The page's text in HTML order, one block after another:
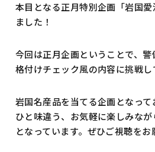
本目となる正月特別企画「岩国
ました！
今回は正月企画ということで、警
格付けチェック風の内容に挑戦し
岩国名産品を当てる企画となっ
ひと味違う、お気軽に楽しみな
となっています。ぜひご視聴をお